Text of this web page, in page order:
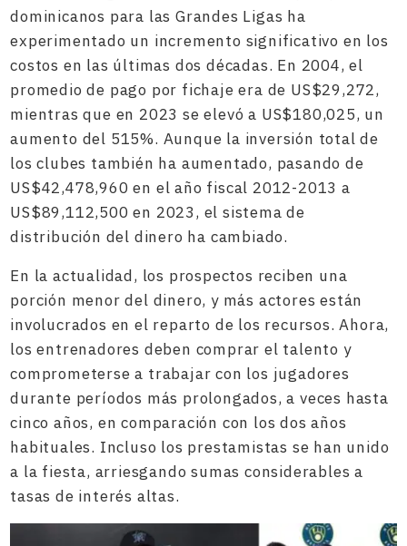
dominicanos para las Grandes Ligas ha
experimentado un incremento significativo en los
costos en las últimas dos décadas. En 2004, el
promedio de pago por fichaje era de US$29,272,
mientras que en 2023 se elevó a US$180,025, un
aumento del 515%. Aunque la inversión total de
los clubes también ha aumentado, pasando de
US$42,478,960 en el año fiscal 2012-2013 a
US$89,112,500 en 2023, el sistema de
distribución del dinero ha cambiado.
En la actualidad, los prospectos reciben una
porción menor del dinero, y más actores están
involucrados en el reparto de los recursos. Ahora,
los entrenadores deben comprar el talento y
comprometerse a trabajar con los jugadores
durante períodos más prolongados, a veces hasta
cinco años, en comparación con los dos años
habituales. Incluso los prestamistas se han unido
a la fiesta, arriesgando sumas considerables a
tasas de interés altas.